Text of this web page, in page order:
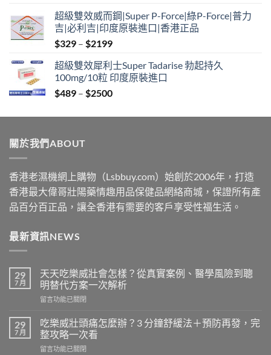
$349
through
$2199
超級雙效威而鋼|Super P-Force|綠P-Force|普力
吉|必利吉|印度原裝進口|香港正品
$329 – $2199Price
$329
through
$2199
超級雙效犀利士Super Tadarise 勃起持久
100mg/10粒 印度原裝進口
$489 – $2500Price
$489
關於我們ABOUT
香港老濕機網上購物（Lsbbuy.com）始創於2006年，打造
香港最大偉哥壯陽藥情趣用品保健品網絡商城，保證所有產
品百分百正品，讓全香港有需要的客戶享受性福生活。
最新資訊NEWS
29
7 月
天天吃樂威壯會怎樣？從真實案例、醫學風險到聰
明替代方案一次解析
在
天
吃
樂
威
留言功能已關閉
29
7 月
吃樂威壯頭痛怎麼辦？3 分鐘舒緩法＋預防再發，完
整攻略一次看
在
留言功能已關閉